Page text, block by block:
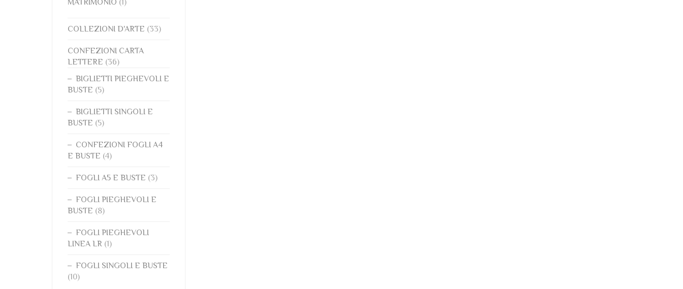
MATRIMONIO (1)
COLLEZIONI D'ARTE (33)
CONFEZIONI CARTA
LETTERE (36)
BIGLIETTI PIEGHEVOLI E
BUSTE (5)
BIGLIETTI SINGOLI E
BUSTE (5)
CONFEZIONI FOGLI A4
E BUSTE (4)
FOGLI A5 E BUSTE (3)
FOGLI PIEGHEVOLI E
BUSTE (8)
FOGLI PIEGHEVOLI
LINEA LR (1)
FOGLI SINGOLI E BUSTE
(10)